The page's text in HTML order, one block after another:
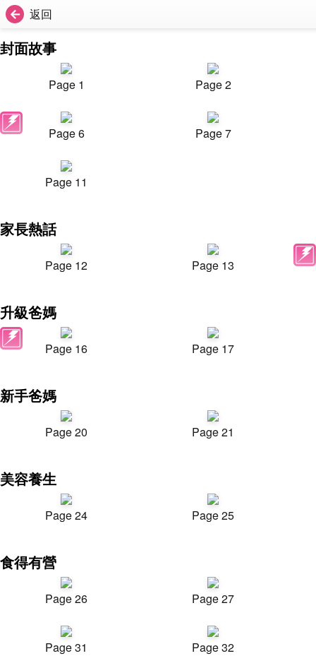
返回
封面故事
Page 1 Page 2
Page 6 Page 7
Page 11
家長熱話
Page 12 Page 13
升級爸媽
Page 16 Page 17
新手爸媽
Page 20 Page 21
美容養生
Page 24 Page 25
食得有營
Page 26 Page 27
Page 31 Page 32